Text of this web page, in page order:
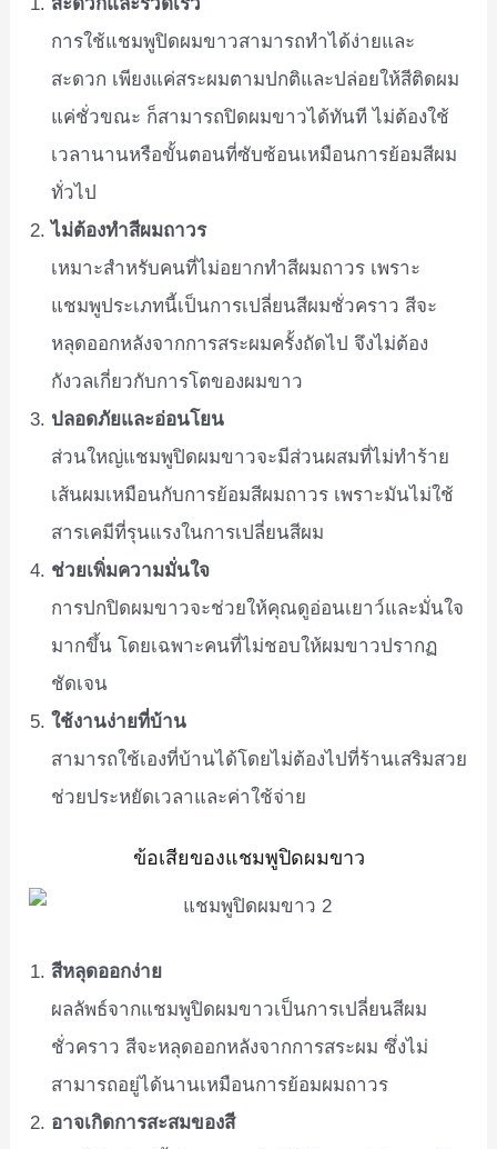
สะดวกและรวดเร็ว
การใช้แชมพูปิดผมขาวสามารถทำได้ง่ายและ
สะดวก เพียงแค่สระผมตามปกติและปล่อยให้สีติดผม
แค่ชั่วขณะ ก็สามารถปิดผมขาวได้ทันที ไม่ต้องใช้
เวลานานหรือขั้นตอนที่ซับซ้อนเหมือนการย้อมสีผม
ทั่วไป
ไม่ต้องทำสีผมถาวร
เหมาะสำหรับคนที่ไม่อยากทำสีผมถาวร เพราะ
แชมพูประเภทนี้เป็นการเปลี่ยนสีผมชั่วคราว สีจะ
หลุดออกหลังจากการสระผมครั้งถัดไป จึงไม่ต้อง
กังวลเกี่ยวกับการโตของผมขาว
ปลอดภัยและอ่อนโยน
ส่วนใหญ่แชมพูปิดผมขาวจะมีส่วนผสมที่ไม่ทำร้าย
เส้นผมเหมือนกับการย้อมสีผมถาวร เพราะมันไม่ใช้
สารเคมีที่รุนแรงในการเปลี่ยนสีผม
ช่วยเพิ่มความมั่นใจ
การปกปิดผมขาวจะช่วยให้คุณดูอ่อนเยาว์และมั่นใจ
มากขึ้น โดยเฉพาะคนที่ไม่ชอบให้ผมขาวปรากฏ
ชัดเจน
ใช้งานง่ายที่บ้าน
สามารถใช้เองที่บ้านได้โดยไม่ต้องไปที่ร้านเสริมสวย
ช่วยประหยัดเวลาและค่าใช้จ่าย
ข้อเสียของแชมพูปิดผมขาว
สีหลุดออกง่าย
ผลลัพธ์จากแชมพูปิดผมขาวเป็นการเปลี่ยนสีผม
ชั่วคราว สีจะหลุดออกหลังจากการสระผม ซึ่งไม่
สามารถอยู่ได้นานเหมือนการย้อมผมถาวร
อาจเกิดการสะสมของสี